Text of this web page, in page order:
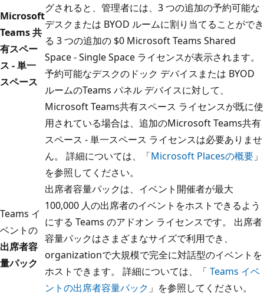
Microsoft
Teams 共
有スペー
ス - 単一
スペース
グされると、管理者には、3 つの追加の予約可能な
デスクまたは BYOD ルームに割り当てることができ
る 3 つの追加の $0 Microsoft Teams Shared
Space - Single Space ライセンスが表示されます。
予約可能なデスクのドック デバイスまたは BYOD
ルームのTeams パネル デバイスに対して、
Microsoft Teams共有スペース ライセンスが既に使
用されている場合は、追加のMicrosoft Teams共有
スペース - 単一スペース ライセンスは必要ありませ
ん。 詳細については、「Microsoft Placesの概要 」
を参照してください。
Teams イ
ベントの
出席者容
量パック
出席者容量パックは、イベント開催者が最大
100,000 人の出席者のイベントをホストできるよう
にする Teams のアドオン ライセンスです。 出席者
容量パックはさまざまなサイズで利用でき、
organizationで大規模で完全に対話型のイベントを
ホストできます。 詳細については、「 Teams イベ
ントの出席者容量パック 」を参照してください。